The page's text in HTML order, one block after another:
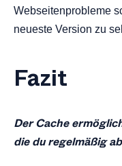
Webseitenprobleme
neueste Version zu
Fazit
Der Cache
die du regelmäßig